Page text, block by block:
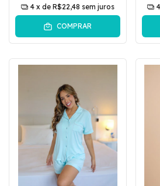
4 x de R$22,48 sem juros
COMPRAR
4